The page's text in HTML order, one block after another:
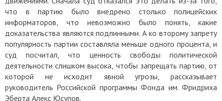
что в партию было внедрено столько полицейских
информаторов, что невозможно было понять, какие
доказательства являются подлинными. А ко второму запрету
популярность партии составляла меньше одного процента, и
суд посчитал, что ценность свободы политической
деятельности слишком высока, чтобы запрещать партию, от
которой не исходит явной угрозы, рассказывает
руководитель Российской программы Фонда им. Фридриха
Эберта Алекс Юсупов.